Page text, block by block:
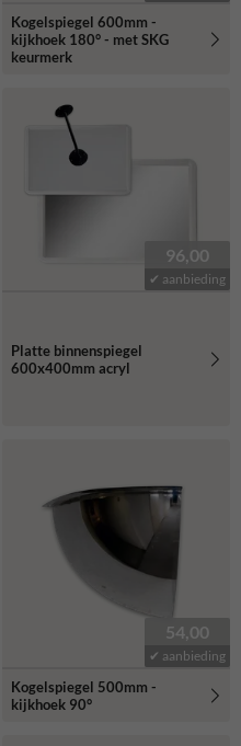
Kogelspiegel 600mm -
kijkhoek 180° - met SKG
keurmerk
96,00
✔ aanbieding
Platte binnenspiegel
600x400mm acryl
54,00
✔ aanbieding
Kogelspiegel 500mm -
kijkhoek 90°